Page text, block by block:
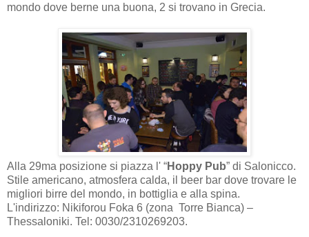
mondo dove berne una buona, 2 si trovano in Grecia.
Alla 29ma posizione si piazza l' “Hoppy Pub” di Salonicco.
Stile americano, atmosfera calda, il beer bar dove trovare le
migliori birre del mondo, in bottiglia e alla spina.
L'indirizzo: Nikiforou Foka 6 (zona Torre Bianca) –
Thessaloniki. Tel: 0030/2310269203.